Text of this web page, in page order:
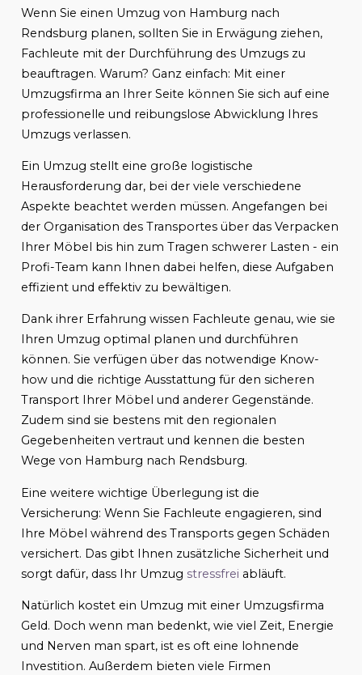
Wenn Sie einen Umzug von Hamburg nach
Rendsburg planen, sollten Sie in Erwägung ziehen,
Fachleute mit der Durchführung des Umzugs zu
beauftragen. Warum? Ganz einfach: Mit einer
Umzugsfirma an Ihrer Seite können Sie sich auf eine
professionelle und reibungslose Abwicklung Ihres
Umzugs verlassen.
Ein Umzug stellt eine große logistische
Herausforderung dar, bei der viele verschiedene
Aspekte beachtet werden müssen. Angefangen bei
der Organisation des Transportes über das Verpacken
Ihrer Möbel bis hin zum Tragen schwerer Lasten - ein
Profi-Team kann Ihnen dabei helfen, diese Aufgaben
effizient und effektiv zu bewältigen.
Dank ihrer Erfahrung wissen Fachleute genau, wie sie
Ihren Umzug optimal planen und durchführen
können. Sie verfügen über das notwendige Know-
how und die richtige Ausstattung für den sicheren
Transport Ihrer Möbel und anderer Gegenstände.
Zudem sind sie bestens mit den regionalen
Gegebenheiten vertraut und kennen die besten
Wege von Hamburg nach Rendsburg.
Eine weitere wichtige Überlegung ist die
Versicherung: Wenn Sie Fachleute engagieren, sind
Ihre Möbel während des Transports gegen Schäden
versichert. Das gibt Ihnen zusätzliche Sicherheit und
sorgt dafür, dass Ihr Umzug stressfrei abläuft.
Natürlich kostet ein Umzug mit einer Umzugsfirma
Geld. Doch wenn man bedenkt, wie viel Zeit, Energie
und Nerven man spart, ist es oft eine lohnende
Investition. Außerdem bieten viele Firmen